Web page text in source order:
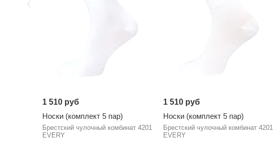
1 510 руб
Носки (комплект 5 пар)
Брестский чулочный комбинат 4201
EVERY
1 510 руб
Носки (комплект 5 пар)
Брестский чулочный комбинат 4201
EVERY